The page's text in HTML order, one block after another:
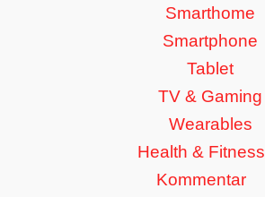
Smarthome
Smartphone
Tablet
TV & Gaming
Wearables
Health & Fitness
Kommentar